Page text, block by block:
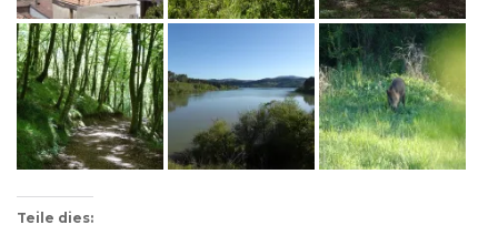
Teile dies: